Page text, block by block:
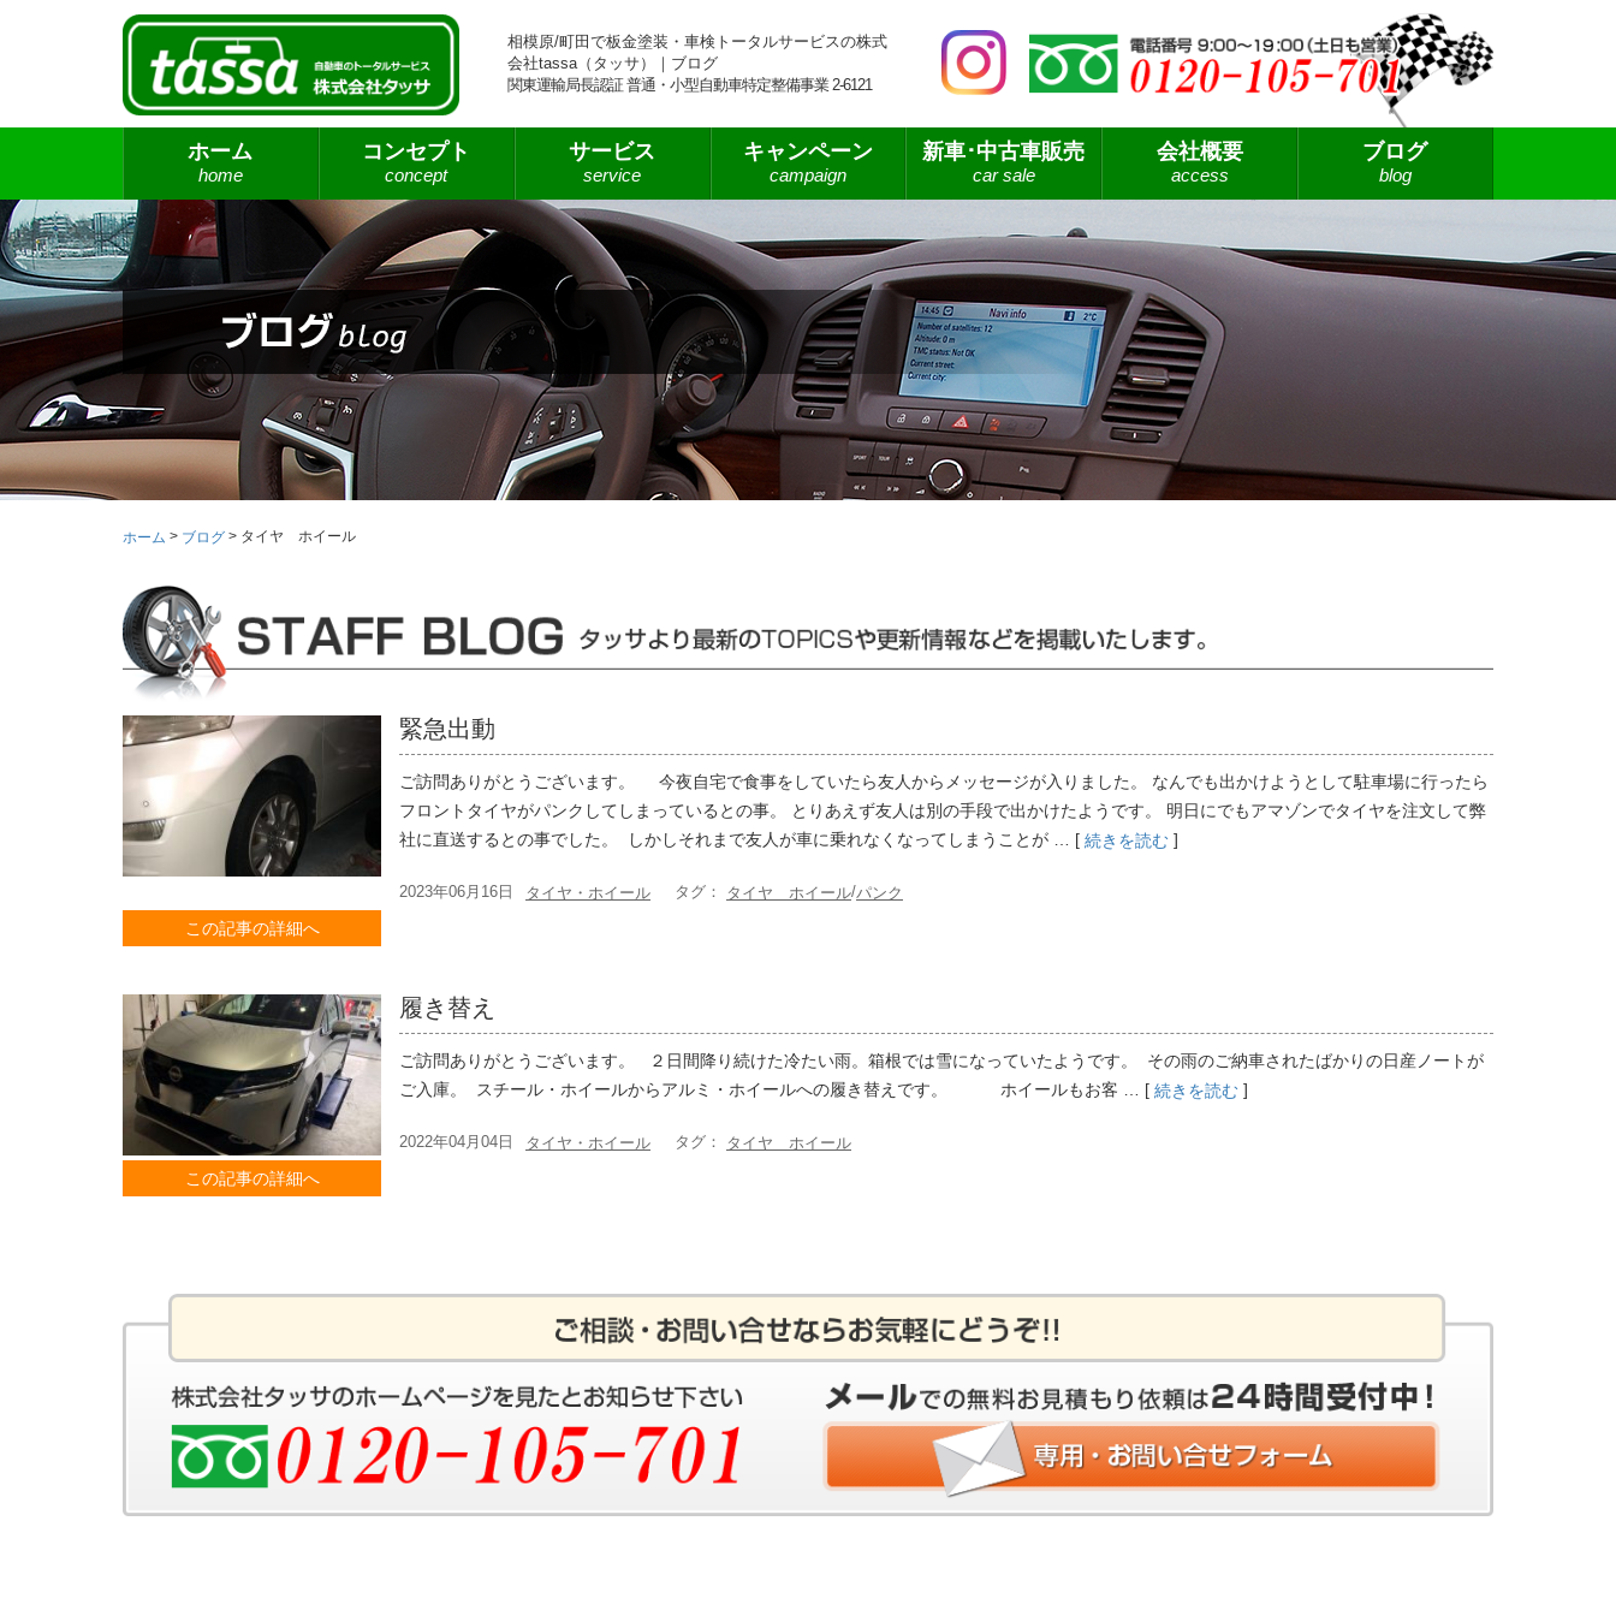
相模原/町田で板金塗装・車検トータルサービスの株式
会社tassa（タッサ）｜ブログ
関東運輸局長認証 普通・小型自動車特定整備事業 2-6121
ホーム
home
コンセプト
concept
サービス
service
キャンペーン
campaign
新車･中古車販売
car sale
会社概要
access
ブログ
blog
ホーム > ブログ > タイヤ ホイール
緊急出動
ご訪問ありがとうございます。 今夜自宅で食事をしていたら友人からメッセージが入りました。 なんでも出かけようとして駐車場に行ったら
フロントタイヤがパンクしてしまっているとの事。 とりあえず友人は別の手段で出かけたようです。 明日にでもアマゾンでタイヤを注文して弊
社に直送するとの事でした。 しかしそれまで友人が車に乗れなくなってしまうことが … [ 続きを読む ]
2023年06月16日 タイヤ・ホイール タグ： タイヤ ホイール/パンク
この記事の詳細へ
履き替え
ご訪問ありがとうございます。 ２日間降り続けた冷たい雨。箱根では雪になっていたようです。 その雨のご納車されたばかりの日産ノートが
ご入庫。 スチール・ホイールからアルミ・ホイールへの履き替えです。 ホイールもお客 … [ 続きを読む ]
2022年04月04日 タイヤ・ホイール タグ： タイヤ ホイール
この記事の詳細へ